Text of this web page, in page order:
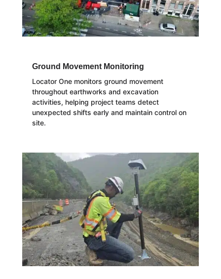
Ground Movement Monitoring
Locator One monitors ground movement
throughout earthworks and excavation
activities, helping project teams detect
unexpected shifts early and maintain control on
site.